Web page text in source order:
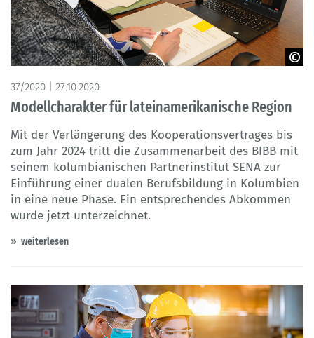
©BIBB
37/2020 | 27.10.2020
Modellcharakter für lateinamerikanische Region
Mit der Verlängerung des Kooperationsvertrages bis
zum Jahr 2024 tritt die Zusammenarbeit des BIBB mit
seinem kolumbianischen Partnerinstitut SENA zur
Einführung einer dualen Berufsbildung in Kolumbien
in eine neue Phase. Ein entsprechendes Abkommen
wurde jetzt unterzeichnet.
weiterlesen